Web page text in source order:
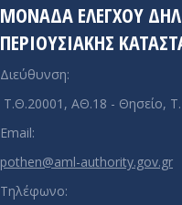
ΜΟΝΆΔΑ ΕΛΈΓΧΟΥ
ΠΕΡΙΟΥΣΙΑΚΉΣ
Διεύθυνση:
Τ.Θ.20001, ΑΘ.18 - Θησείο,
Email:
pothen@aml-authority.gov.gr
Τηλέφωνο: